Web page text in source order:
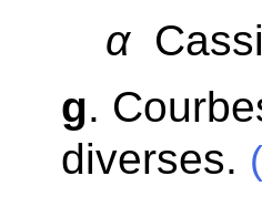
α
g.
diverses.